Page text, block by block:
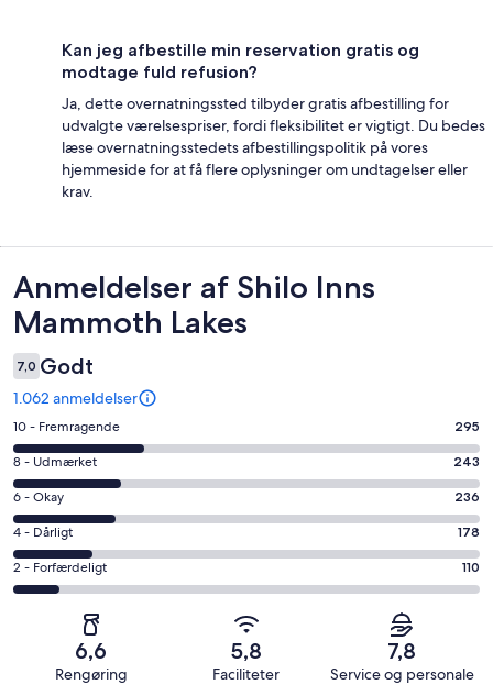
Kan jeg afbestille min reservation gratis og
modtage fuld refusion?
Ja, dette overnatningssted tilbyder gratis afbestilling for
udvalgte værelsespriser, fordi fleksibilitet er vigtigt. Du bedes
læse overnatningsstedets afbestillingspolitik på vores
hjemmeside for at få flere oplysninger om undtagelser eller
krav.
Anmeldelser
Anmeldelser af Shilo Inns
Mammoth Lakes
7,0 Godt
1.062 anmeldelser
Bedømmelse
på
10
−
Fremragende.
295
af
i
anmeldelser
10 - Fremragende 295
Bedømmelse
på
8
−
Udmærket.
243
8 - Udmærket 243
Bedømmelse
på
6
−
Okay.
6 - Okay 236
Bedømmelse
på
4
4 - Dårligt 178
Bedømmelse
på
Forfærdeligt.
2 - Forfærdeligt 110
6,6
Rengøring
5,8
Faciliteter
7,8
Service og personale